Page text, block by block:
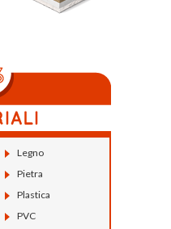
Legno
Pietra
Plastica
PVC